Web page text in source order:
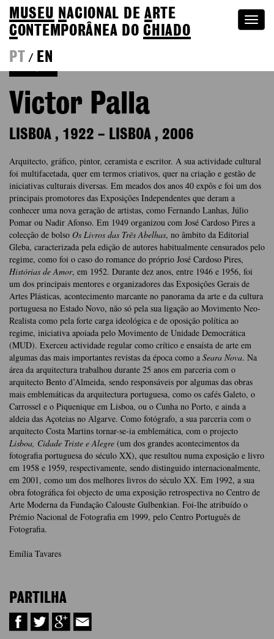
MUSEU NACIONAL DEA RTE
CONTEMPORÂNEA DOCHIADO
PT
/ EN
Victor Palla
LISBOA , 1922 – LISBOA , 2006
Arquitecto, gráfico, pintor, ceramista e escritor. A sua actividade cultural
foi multifacetada, quer em termos criativos, quer na criação e gestão de
iniciativas culturais diversas. Em meados dos anos 40 expôs e foi um dos
principais promotores das Exposições Independentes que deram a
conhecer uma nova geração de artistas, como Fernando Lanhas, Júlio
Pomar ou Nadir Afonso. Em 1949 organizou com José Cardoso Pires a
colecção de bolso Os Livros das Três Abelhas, no âmbito da Editorial
Gleba, caracterizada pela edição de autores habitualmente censurados pelo
regime, como foi o caso do romance do próprio José Cardoso Pires,
Histórias de Amor, em 1952. Durante dez anos, entre 1946 e 1956, foi
um dos principais mentores e organizadores das Exposições Gerais de
Artes Plásticas, acontecimento marcante no panorama da arte e da cultura
portuguesa no Estado Novo, não só pela sua ligação ao Movimento Neo-
Realista como pela forte carga ideológica e de oposição política ao
regime, iniciativa apoiada pelo Movimento de Unidade Democrática
(MUD). Exerceu actividade regular como crítico e ensaísta de arte em
algumas das mais importantes revistas da época como a Seara Nova. Na
área da arquitectura trabalhou durante 25 anos em parceria com o
arquitecto Bento d’Almeida, sendo responsáveis por algumas das obras
mais emblemáticas da arquitectura portuguesa, como os cafés Galeto, o
Carrossel e o Piquenique em Lisboa, ou o Cunha no Porto, e ainda a
aldeia das Açoteias no Algarve. Como fotógrafo, a sua parceria com o
arquitecto Costa Martins tornar-se-ia emblemática, com o projecto
Lisboa, Cidade Triste e Alegre (um dos grandes acontecimentos da
fotografia portuguesa do século XX), que resultou numa exposição e livro
em 1958 e 1959, respectivamente, sendo distinguido internacionalmente,
em 2001, como um dos melhores livros do século XX. Em 1992, a sua
obra fotográfica foi objecto de uma exposição retrospectiva no Centro de
Arte Moderna da Fundação Calouste Gulbenkian. Foi-lhe atribuído o
Prémio Nacional de Fotografia em 1999, pelo Centro Português de
Fotografia.
Emília Tavares
PARTILHA